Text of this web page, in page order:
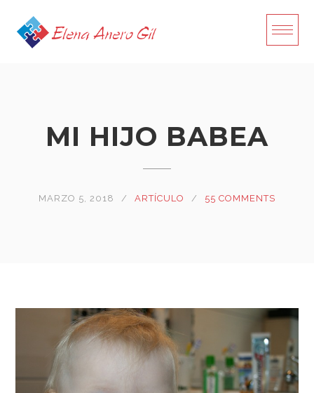
content
MI HIJO BABEA
MARZO 5, 2018 ARTÍCULO 55 COMMENTS